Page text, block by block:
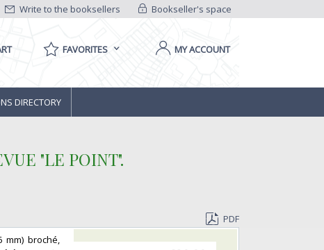
Bookseller's space
Write to the booksellers
FAVORITES MY ACCOUNT
DIRECTORY
"LE POINT".‎
PDF
mm) broché,